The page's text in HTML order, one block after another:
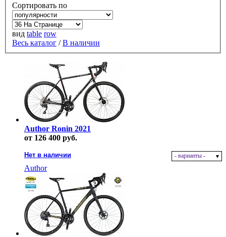
Сортировать по
вид table row
Весь каталог /В наличии
Author Ronin 2021
от 126 400 руб.
Нет в наличии - варианты -
Author